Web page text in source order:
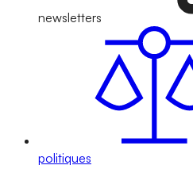
newsletters
politiques